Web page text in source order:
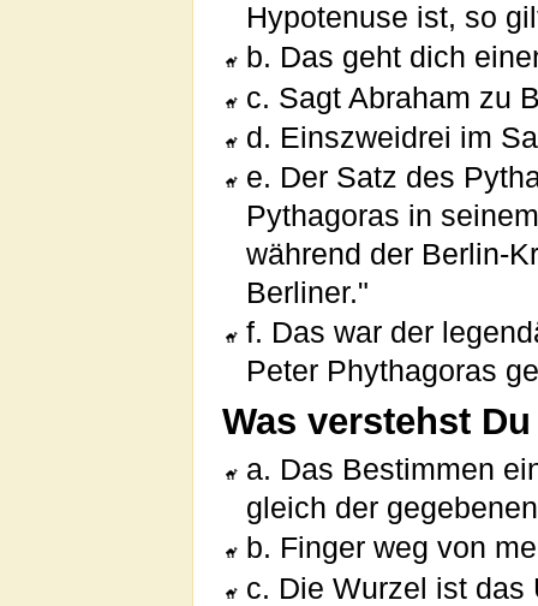
Hypotenuse ist, so
b. Das geht dich
c. Sagt Abraham zu
d. Einszweidrei im
e. Der Satz des
Pythagoras in
während der Berlin-
Berliner."
f. Das war der
Peter Phythagoras
Was verstehst
a. Das Bestimmen
gleich der
b. Finger weg von
c. Die Wurzel ist das